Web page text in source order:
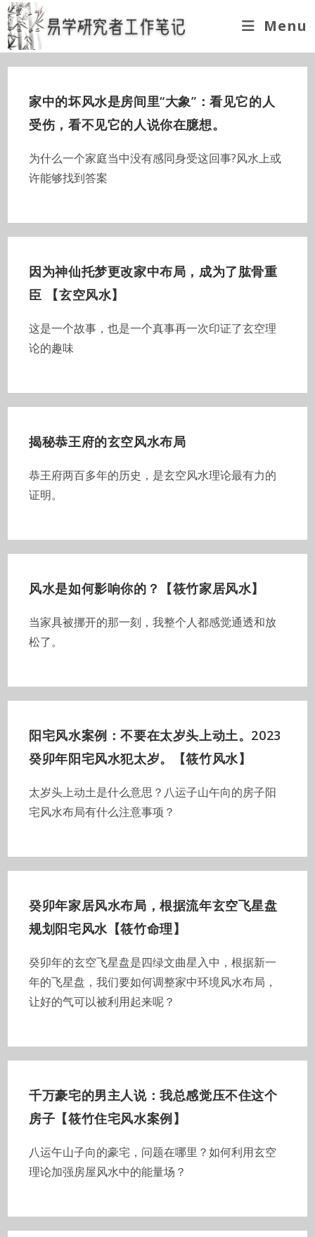
Skip
to
content
Menu
家中的坏风水是房间里“大象”：看见它的人
受伤，看不见它的人说你在臆想。
为什么一个家庭当中没有感同身受这回事?风水上或
许能够找到答案
因为神仙托梦更改家中布局，成为了肱骨重
臣 【玄空风水】
这是一个故事，也是一个真事 ​再一次印证了玄空理
论的趣味
揭秘恭王府的玄空风水布局
恭王府两百多年的历史，是玄空风水理论最有力的
证明。
风水是如何影响你的？【筱竹家居风水】
当家具被挪开的那一刻，我整个人都感觉通透和放
松了。
阳宅风水案例：不要在太岁头上动土。2023
癸卯年阳宅风水犯太岁。【筱竹风水】
太岁头上动土是什么意思？八运子山午向的房子阳
宅风水布局有什么注意事项？
癸卯年家居风水布局，根据流年玄空飞星盘
规划阳宅风水【筱竹命理】
癸卯年的玄空飞星盘是四绿文曲星入中，根据新一
年的飞星盘，我们要如何调整家中环境风水布局，
让好的气可以被利用起来呢？
千万豪宅的男主人说：我总感觉压不住这个
房子【筱竹住宅风水案例】
八运午山子向的豪宅，问题在哪里？如何利用玄空
理论加强房屋风水中的能量场？